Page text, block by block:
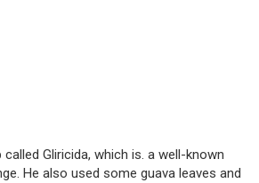
Gliricida, which is. a well-known
He also used some guava leaves and